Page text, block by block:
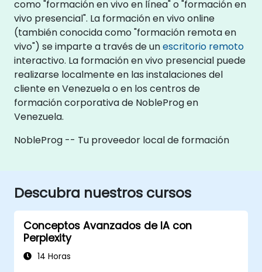
como "formación en vivo en línea" o "formación en
vivo presencial". La formación en vivo online
(también conocida como "formación remota en
vivo") se imparte a través de unescritorio remoto
interactivo. La formación en vivo presencial puede
realizarse localmente en las instalaciones del
cliente en Venezuela o en los centros de
formación corporativa de NobleProg en
Venezuela.
NobleProg -- Tu proveedor local de formación
Descubra nuestros cursos
Conceptos Avanzados de IA con
Perplexity
14 Horas